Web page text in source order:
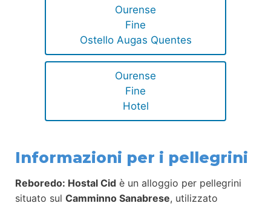
Ourense
Fine
Ostello Augas Quentes
Ourense
Fine
Hotel
Informazioni per i pellegrini
Reboredo: Hostal Cid è un alloggio per pellegrini
situato sul Camminno Sanabrese, utilizzato